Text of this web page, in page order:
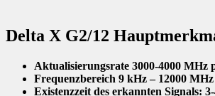
Delta X G2/12
Aktualisierungsrate 3000-4000 MHz
Frequenzbereich 9 kHz – 12000 MHz
Existenzzeit des erkannten Signals: